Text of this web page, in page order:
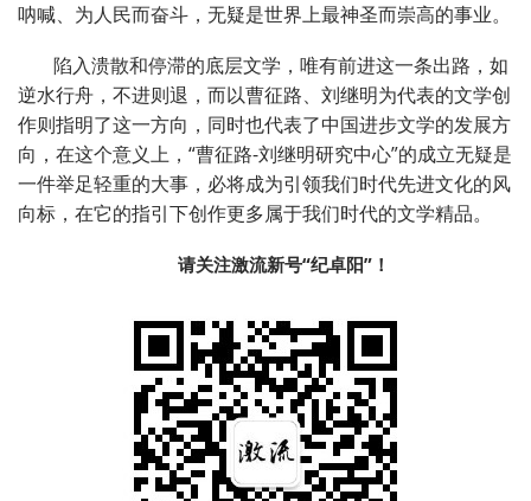
呐喊、为人民而奋斗，无疑是世界上最神圣而崇高的事业。
陷入溃散和停滞的底层文学，唯有前进这一条出路，如
逆水行舟，不进则退，而以曹征路、刘继明为代表的文学创
作则指明了这一方向，同时也代表了中国进步文学的发展方
向，在这个意义上，“曹征路-刘继明研究中心”的成立无疑是
一件举足轻重的大事，必将成为引领我们时代先进文化的风
向标，在它的指引下创作更多属于我们时代的文学精品。
请关注激流新号“纪卓阳”！